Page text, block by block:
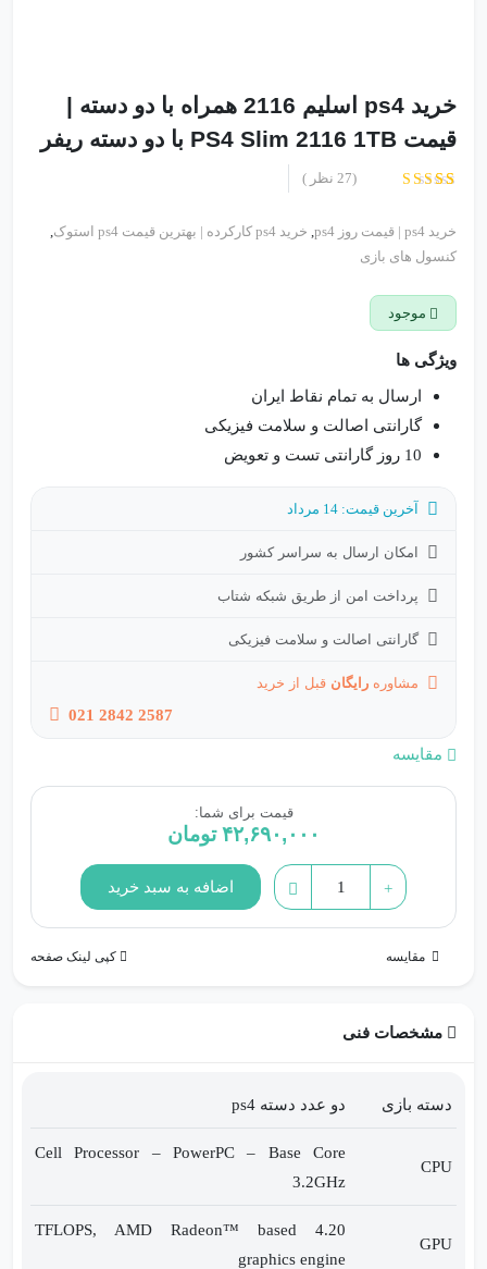
خرید ps4 اسلیم 2116 همراه با دو دسته |
قیمت PS4 Slim 2116 1TB با دو دسته ریفر
امتیاز
مشتری
(
27 نظر )
خرید ps4 | قیمت روز ps4 , خرید ps4 کارکرده | بهترین قیمت ps4 استوک
,
کنسول های بازی
موجود
ویژگی ها
ارسال به تمام نقاط ایران
گارانتی اصالت و سلامت فیزیکی
10 روز گارانتی تست و تعویض
آخرین قیمت: 14 مرداد
امکان ارسال به سراسر کشور
پرداخت امن از طریق شبکه شتاب
گارانتی اصالت و سلامت فیزیکی
مشاوره رایگان قبل از خرید
021 2842 2587
مقایسه
قیمت برای شما:
۴۲,۶۹۰,۰۰۰ تومان
خرید
ps4
2116
|
اضافه به سبد خرید
مقایسه کپی لینک صفحه
مشخصات فنی
دسته بازی دو عدد دسته ps4
CPU
Cell Processor – PowerPC – Base Core
3.2GHz
GPU
4.20 TFLOPS, AMD Radeon™ based
graphics engine